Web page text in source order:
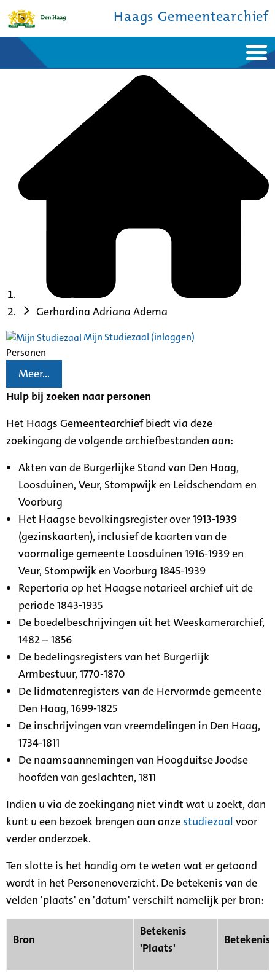
Haags Gemeentearchief
Bronnen en collecties
Gerhardina Adriana Adema
Mijn Studiezaal (inloggen)
Personen
Meer...
Hulp bij zoeken naar personen
Het Haags Gemeentearchief biedt via deze
zoekingang de volgende archiefbestanden aan:
Akten van de Burgerlijke Stand van Den Haag,
Loosduinen, Veur, Stompwijk en Leidschendam en
Voorburg
Het Haagse bevolkingsregister over 1913-1939
(gezinskaarten), inclusief de kaarten van de
voormalige gemeente Loosduinen 1916-1939 en
Veur, Stompwijk en Voorburg 1845-1939
Repertoria op het Haagse notarieel archief uit de
periode 1843-1935
De boedelbeschrijvingen uit het Weeskamerarchief,
1482 – 1856
De bedelingsregisters van het Burgerlijk
Armbestuur, 1770-1870
De lidmatenregisters van de Hervormde gemeente
Den Haag, 1699-1825
De inschrijvingen van vreemdelingen in Den Haag,
1734-1811
De naamsaannemingen van Hoogduitse Joodse
hoofden van geslachten, 1811
Indien u via de zoekingang niet vindt wat u zoekt, dan
kunt u een bezoek brengen aan onze studiezaal voor
verder onderzoek.
Ten slotte is het handig om te weten wat er getoond
wordt in het Personenoverzicht. De betekenis van de
velden 'plaats' en 'datum' verschilt namelijk per bron:
Bron
Betekenis
'Plaats'